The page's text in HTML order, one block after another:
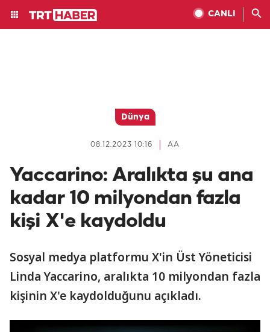
CANLI
Dünya
AA
08.12.2023 10:16
Yaccarino: Aralıkta şu ana
kadar 10 milyondan fazla
kişi X'e kaydoldu
Sosyal medya platformu X'in Üst Yöneticisi
Linda Yaccarino, aralıkta 10 milyondan fazla
kişinin X'e kaydolduğunu açıkladı.